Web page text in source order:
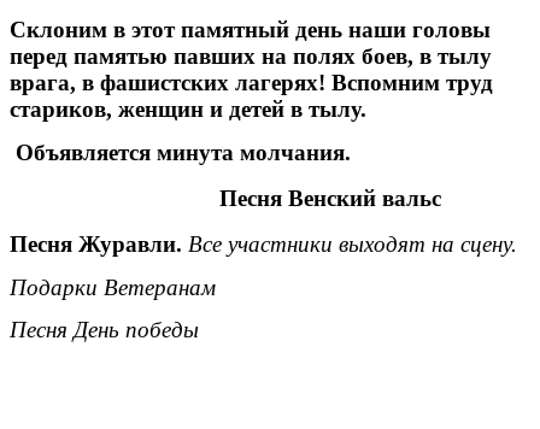
Склоним в этот памятный день наши головы
перед памятью павших на полях боев, в тылу
врага, в фашистских лагерях! Вспомним труд
стариков, женщин и детей в тылу.
Объявляется минута молчания.
Песня Венский вальс
Песня Журавли. Все участники выходят на сцену.
Подарки Ветеранам
Песня День победы